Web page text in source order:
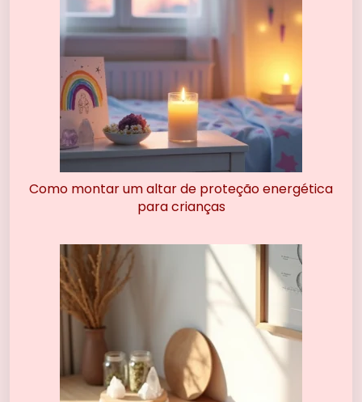
Como montar um altar de proteção energética
para crianças